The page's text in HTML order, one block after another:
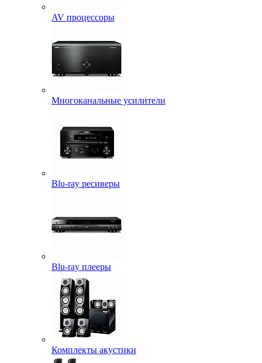
AV процессоры
Многоканальные усилители
Blu-ray ресиверы
Blu-ray плееры
Комплекты акустики